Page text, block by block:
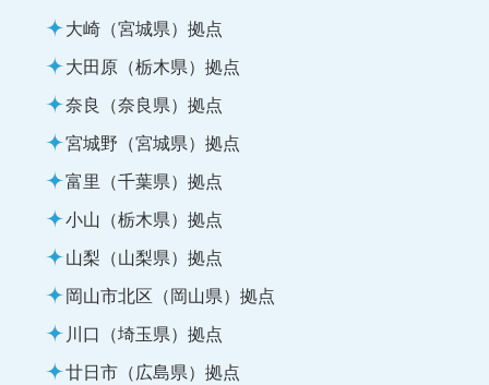
大崎（宮城県）拠点
大田原（栃木県）拠点
奈良（奈良県）拠点
宮城野（宮城県）拠点
富里（千葉県）拠点
小山（栃木県）拠点
山梨（山梨県）拠点
岡山市北区（岡山県）拠点
川口（埼玉県）拠点
廿日市（広島県）拠点